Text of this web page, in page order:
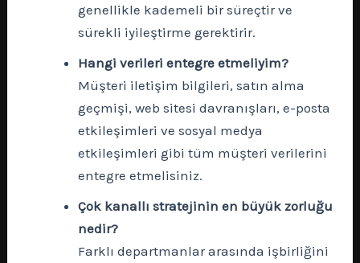
genellikle kademeli bir süreçtir ve
sürekli iyileştirme gerektirir.
Hangi verileri entegre etmeliyim?
Müşteri iletişim bilgileri, satın alma
geçmişi, web sitesi davranışları, e-posta
etkileşimleri ve sosyal medya
etkileşimleri gibi tüm müşteri verilerini
entegre etmelisiniz.
Çok kanallı stratejinin en büyük zorluğu
nedir?
Farklı departmanlar arasında işbirliğini